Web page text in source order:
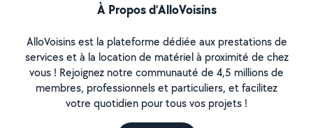
À Propos d’AlloVoisins
AlloVoisins est la plateforme dédiée aux prestations de
services et à la location de matériel à proximité de chez
vous ! Rejoignez notre communauté de 4,5 millions de
membres, professionnels et particuliers, et facilitez
votre quotidien pour tous vos projets !